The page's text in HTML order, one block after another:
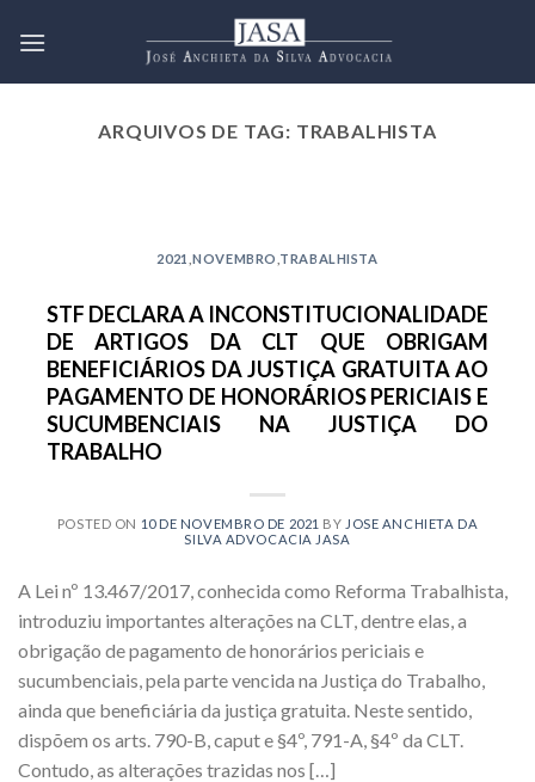
ARQUIVOS DE TAG: TRABALHISTA
SOBRE AS DÍVIDAS CIVIS VAI
PARA A CORTE ESPECIAL DO
SUPERIOR TRIBUNAL DE JUSTIÇA
10 de novembro de 2021
O julgamento do recurso especial nº
1.795.982/SP, iniciado junto à 4ª Turma do
CONTINUAR LENDO
2021 ,NOVEMBRO TRABALHISTA
STF DECLARA A INCONSTITUCIONALIDADE
DE ARTIGOS DA CLT QUE OBRIGAM
BENEFICIÁRIOS DA JUSTIÇA GRATUITA AO
PAGAMENTO DE HONORÁRIOS PERICIAIS E
SUCUMBENCIAIS NA JUSTIÇA DO
TRABALHO
POSTED ON 10 DE NOVEMBRO DE 2021 BY JOSE ANCHIETA DA
SILVA ADVOCACIA JASA
A Lei nº 13.467/2017, conhecida como Reforma Trabalhista,
introduziu importantes alterações na CLT, dentre elas, a
obrigação de pagamento de honorários periciais e
sucumbenciais, pela parte vencida na Justiça do Trabalho,
ainda que beneficiária da justiça gratuita. Neste sentido,
dispõem os arts. 790-B, caput e §4º, 791-A, §4º da CLT.
Contudo, as alterações trazidas nos […]